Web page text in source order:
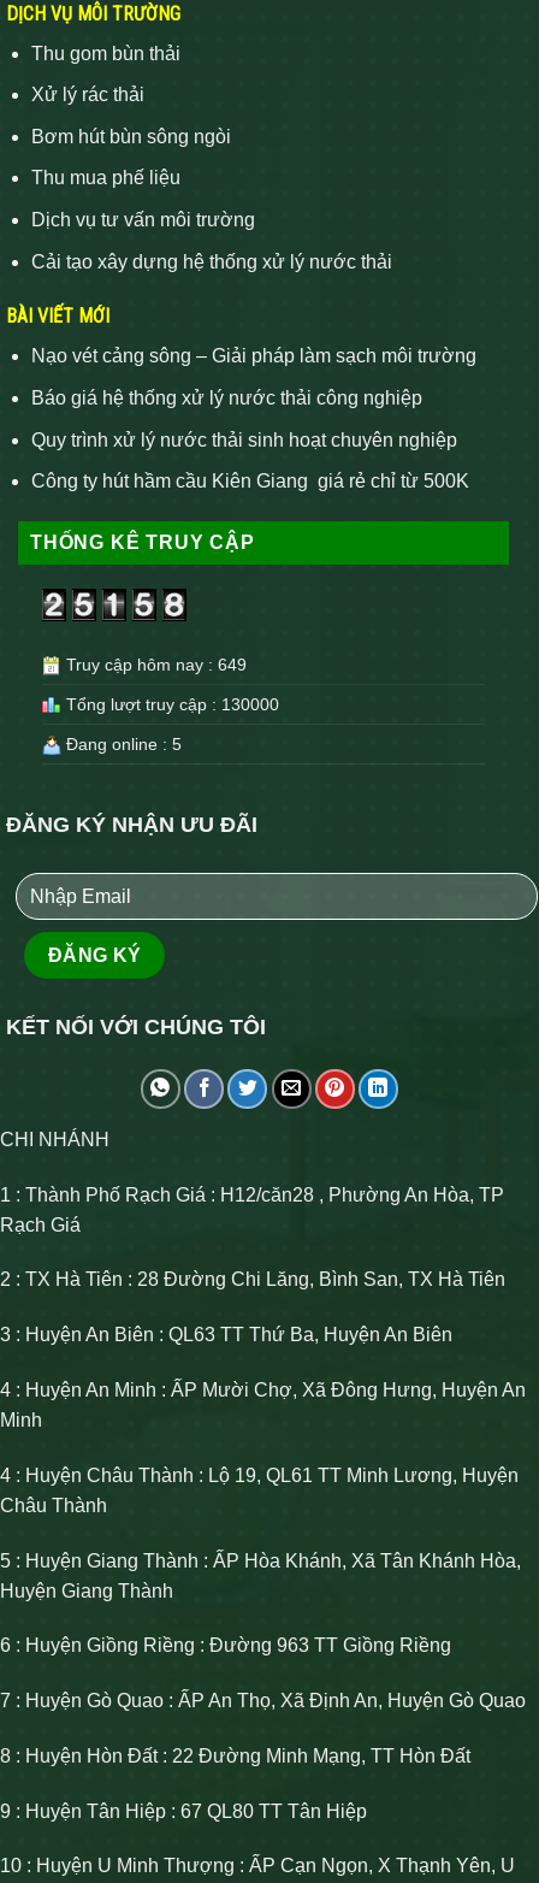
DỊCH VỤ MÔI TRƯỜNG
Thu gom bùn thải
Xử lý rác thải
Bơm hút bùn sông ngòi
Thu mua phế liệu
Dịch vụ tư vấn môi trường
Cải tạo xây dựng hệ thống xử lý nước thải
BÀI VIẾT MỚI
Nạo vét cảng sông – Giải pháp làm sạch môi trường
Báo giá hệ thống xử lý nước thải công nghiệp
Quy trình xử lý nước thải sinh hoạt chuyên nghiệp
Công ty hút hầm cầu Kiên Giang giá rẻ chỉ từ 500K
THỐNG KÊ TRUY CẬP
Truy cập hôm nay : 649
Tổng lượt truy cập : 130000
Đang online : 5
ĐĂNG KÝ NHẬN ƯU ĐÃI
KẾT NỐI VỚI CHÚNG TÔI
CHI NHÁNH
1 : Thành Phố Rạch Giá : H12/căn28 , Phường An Hòa, TP
Rạch Giá
2 : TX Hà Tiên : 28 Đường Chi Lăng, Bình San, TX Hà Tiên
3 : Huyện An Biên : QL63 TT Thứ Ba, Huyện An Biên
4 : Huyện An Minh : ẤP Mười Chợ, Xã Đông Hưng, Huyện An
Minh
4 : Huyện Châu Thành : Lộ 19, QL61 TT Minh Lương, Huyện
Châu Thành
5 : Huyện Giang Thành : ẤP Hòa Khánh, Xã Tân Khánh Hòa,
Huyện Giang Thành
6 : Huyện Giồng Riềng : Đường 963 TT Giồng Riềng
7 : Huyện Gò Quao : ẤP An Thọ, Xã Định An, Huyện Gò Quao
8 : Huyện Hòn Đất : 22 Đường Minh Mạng, TT Hòn Đất
9 : Huyện Tân Hiệp : 67 QL80 TT Tân Hiệp
10 : Huyện U Minh Thượng : ẤP Cạn Ngọn, X Thạnh Yên, U